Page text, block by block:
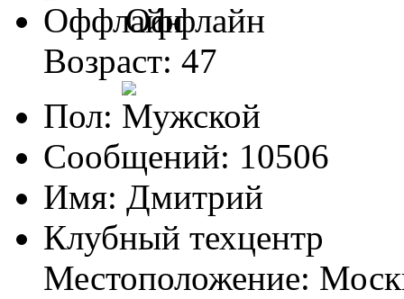
Оффлайн
Возраст: 47
Пол:
Сообщений: 10506
Имя: Дмитрий
Клубный техцентр
Местоположение: